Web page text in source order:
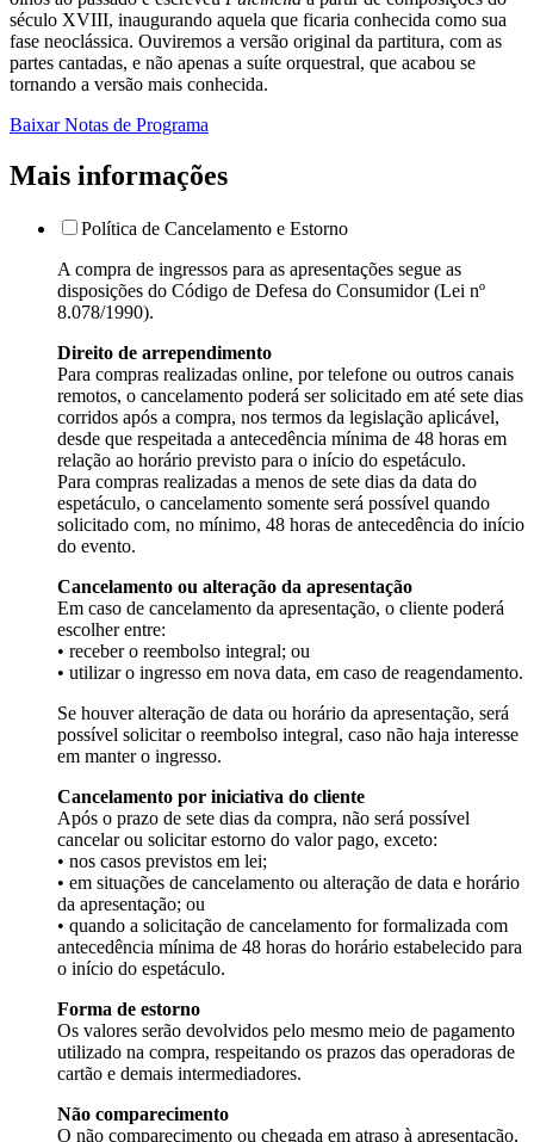
século XVIII, inaugurando aquela que ficaria conhecida como sua
fase neoclássica. Ouviremos a versão original da partitura, com as
partes cantadas, e não apenas a suíte orquestral, que acabou se
tornando a versão mais conhecida.
Baixar Notas de Programa
Mais informações
Política de Cancelamento e Estorno
A compra de ingressos para as apresentações segue as
disposições do Código de Defesa do Consumidor (Lei nº
8.078/1990).
Direito de arrependimento
Para compras realizadas online, por telefone ou outros canais
remotos, o cancelamento poderá ser solicitado em até sete dias
corridos após a compra, nos termos da legislação aplicável,
desde que respeitada a antecedência mínima de 48 horas em
relação ao horário previsto para o início do espetáculo.
Para compras realizadas a menos de sete dias da data do
espetáculo, o cancelamento somente será possível quando
solicitado com, no mínimo, 48 horas de antecedência do início
do evento.
Cancelamento ou alteração da apresentação
Em caso de cancelamento da apresentação, o cliente poderá
escolher entre:
• receber o reembolso integral; ou
• utilizar o ingresso em nova data, em caso de reagendamento.
Se houver alteração de data ou horário da apresentação, será
possível solicitar o reembolso integral, caso não haja interesse
em manter o ingresso.
Cancelamento por iniciativa do cliente
Após o prazo de sete dias da compra, não será possível
cancelar ou solicitar estorno do valor pago, exceto:
• nos casos previstos em lei;
• em situações de cancelamento ou alteração de data e horário
da apresentação; ou
• quando a solicitação de cancelamento for formalizada com
antecedência mínima de 48 horas do horário estabelecido para
o início do espetáculo.
Forma de estorno
Os valores serão devolvidos pelo mesmo meio de pagamento
utilizado na compra, respeitando os prazos das operadoras de
cartão e demais intermediadores.
Não comparecimento
O não comparecimento ou chegada em atraso à apresentação,